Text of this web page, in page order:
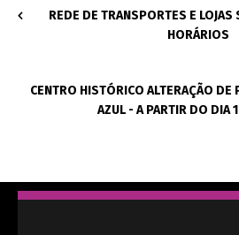
REDE DE TRANSPORTES E LOJAS
HORÁRIOS
CENTRO HISTÓRICO ALTERAÇÃO DE
AZUL - A PARTIR DO DIA